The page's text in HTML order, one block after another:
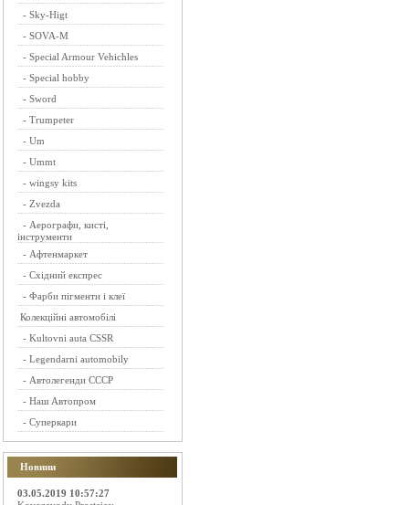
- Sky-Higt
- SOVA-M
- Special Armour Vehichles
- Special hobby
- Sword
- Trumpeter
- Um
- Ummt
- wingsy kits
- Zvezda
- Аерографи, кисті,
інструменти
- Афтенмаркет
- Східний експрес
- Фарби пігменти і клеї
Колекційні автомобілі
- Kultovni auta CSSR
- Legendarni automobily
- Автолегенди СССР
- Наш Автопром
- Суперкари
Новини
03.05.2019 10:57:27